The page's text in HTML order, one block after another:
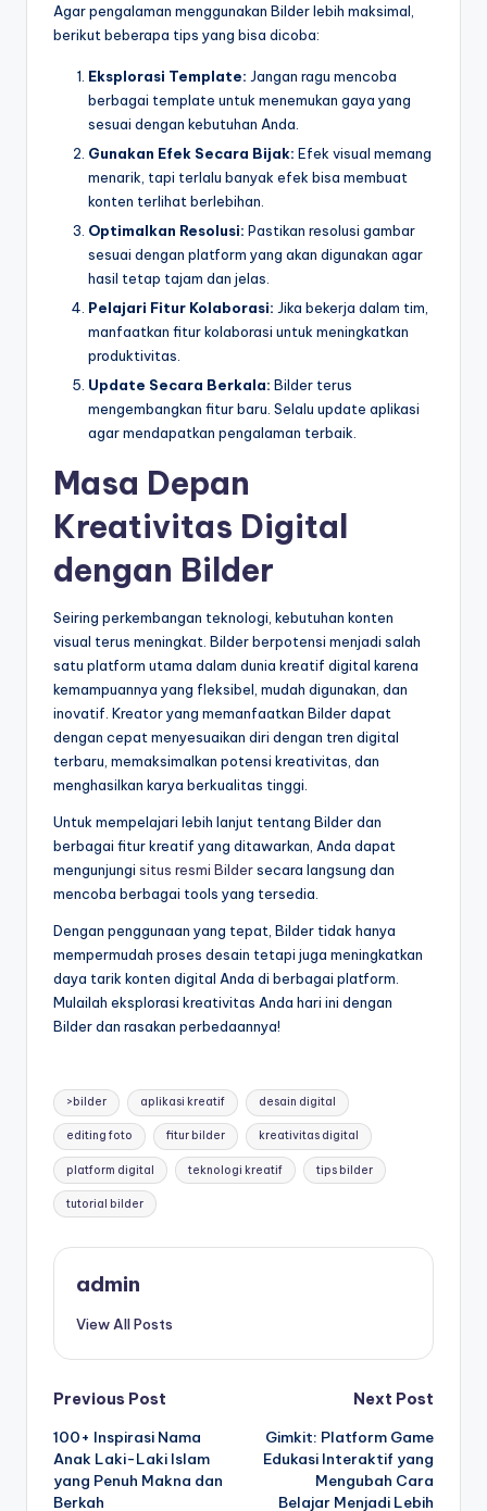
Agar pengalaman menggunakan Bilder lebih maksimal,
berikut beberapa tips yang bisa dicoba:
Eksplorasi Template: Jangan ragu mencoba
berbagai template untuk menemukan gaya yang
sesuai dengan kebutuhan Anda.
Gunakan Efek Secara Bijak: Efek visual memang
menarik, tapi terlalu banyak efek bisa membuat
konten terlihat berlebihan.
Optimalkan Resolusi: Pastikan resolusi gambar
sesuai dengan platform yang akan digunakan agar
hasil tetap tajam dan jelas.
Pelajari Fitur Kolaborasi: Jika bekerja dalam tim,
manfaatkan fitur kolaborasi untuk meningkatkan
produktivitas.
Update Secara Berkala: Bilder terus
mengembangkan fitur baru. Selalu update aplikasi
agar mendapatkan pengalaman terbaik.
Masa Depan
Kreativitas Digital
dengan Bilder
Seiring perkembangan teknologi, kebutuhan konten
visual terus meningkat. Bilder berpotensi menjadi salah
satu platform utama dalam dunia kreatif digital karena
kemampuannya yang fleksibel, mudah digunakan, dan
inovatif. Kreator yang memanfaatkan Bilder dapat
dengan cepat menyesuaikan diri dengan tren digital
terbaru, memaksimalkan potensi kreativitas, dan
menghasilkan karya berkualitas tinggi.
Untuk mempelajari lebih lanjut tentang Bilder dan
berbagai fitur kreatif yang ditawarkan, Anda dapat
mengunjungi situs resmi Bildersecara langsung dan
mencoba berbagai tools yang tersedia.
Dengan penggunaan yang tepat, Bilder tidak hanya
mempermudah proses desain tetapi juga meningkatkan
daya tarik konten digital Anda di berbagai platform.
Mulailah eksplorasi kreativitas Anda hari ini dengan
Bilder dan rasakan perbedaannya!
Tags:
>bilder aplikasi kreatif desain digital
editing foto fitur bilder kreativitas digital
platform digital teknologi kreatif tips bilder
tutorial bilder
admin
View All Posts
Post
navigation
Previous Post
100+ Inspirasi Nama
Anak Laki-Laki Islam
yang Penuh Makna dan
Berkah
Next Post
Gimkit: Platform Game
Edukasi Interaktif yang
Mengubah Cara
Belajar Menjadi Lebih